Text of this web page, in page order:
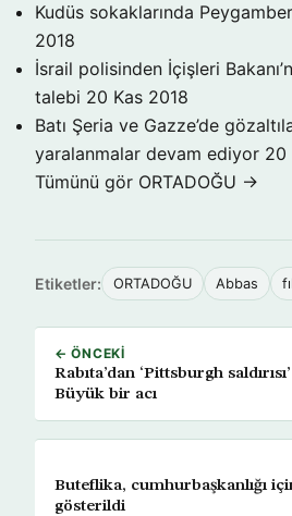
Kudüs sokaklarında
2018
İsrail polisinden İçişleri
talebi 20 Kas 2018
Batı Şeria ve Gazze’de
yaralanmalar devam ediyor 20
Tümünü gör ORTADOĞU →
Etiketler: ORTADOĞU Abbas
← ÖNCEKI
Rabıta’dan ‘Pittsburgh
Büyük bir acı
Buteflika, cumhurbaşkanlığı
gösterildi